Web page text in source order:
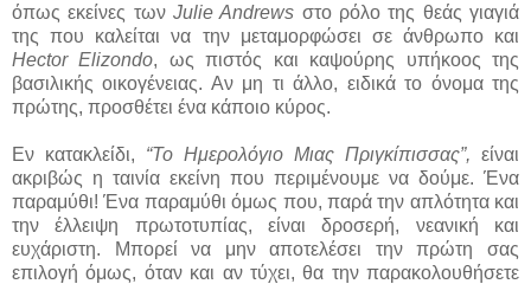
όπως εκείνες των Julie Andrews στο ρόλο της θεάς γιαγιά
της που καλείται να την μεταμορφώσει σε άνθρωπο και
Hector Elizondo, ως πιστός και καψούρης υπήκοος της
βασιλικής οικογένειας. Αν μη τι άλλο, ειδικά το όνομα της
πρώτης, προσθέτει ένα κάποιο κύρος.
Εν κατακλείδι, “Το Ημερολόγιο Μιας Πριγκίπισσας”, είναι
ακριβώς η ταινία εκείνη που περιμένουμε να δούμε. Ένα
παραμύθι! Ένα παραμύθι όμως που, παρά την απλότητα και
την έλλειψη πρωτοτυπίας, είναι δροσερή, νεανική και
ευχάριστη. Μπορεί να μην αποτελέσει την πρώτη σας
επιλογή όμως, όταν και αν τύχει, θα την παρακολουθήσετε